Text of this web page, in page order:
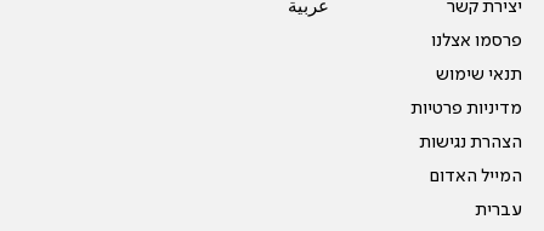
יצירת קשר
פרסמו אצלנו
תנאי שימוש
מדיניות פרטיות
הצהרת נגישות
המייל האדום
עברית
عربية